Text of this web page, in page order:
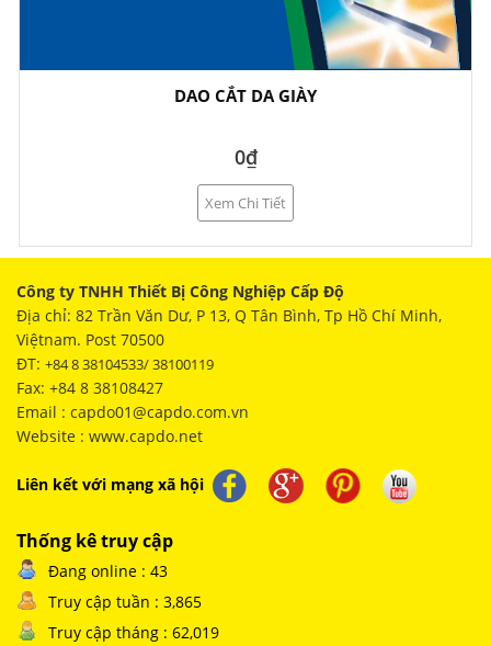
DAO CẮT DA GIÀY
0₫
Xem Chi Tiết
Công ty TNHH Thiết Bị Công Nghiệp Cấp Độ
Địa chỉ: 82 Trần Văn Dư, P 13, Q Tân Bình, Tp Hồ Chí Minh,
Việtnam. Post 70500
ĐT: +84 8 38104533/ 38100119
Fax: +84 8 38108427
Email : capdo01@capdo.com.vn
Website : www.capdo.net
Liên kết với mạng xã hội
Thống kê truy cập
Đang online : 43
Truy cập tuần : 3,865
Truy cập tháng : 62,019